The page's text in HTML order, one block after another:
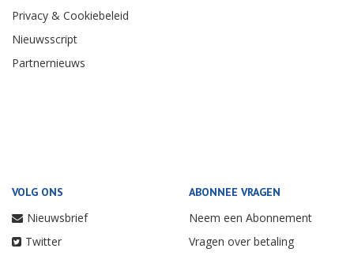
Privacy & Cookiebeleid
Nieuwsscript
Partnernieuws
VOLG ONS
Nieuwsbrief
Twitter
ABONNEE VRAGEN
Neem een Abonnement
Vragen over betaling